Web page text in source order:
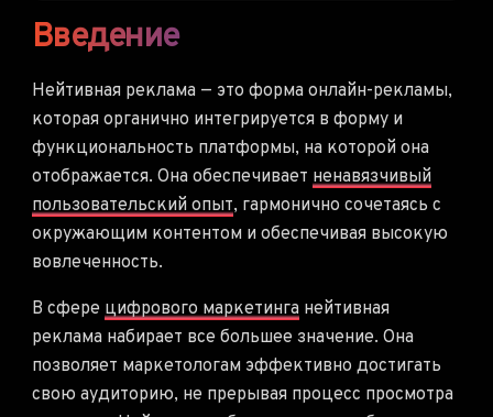
Введение
Нейтивная реклама — это форма онлайн-рекламы,
которая органично интегрируется в форму и
функциональность платформы, на которой она
отображается. Она обеспечивает ненавязчивый
пользовательский опыт, гармонично сочетаясь с
окружающим контентом и обеспечивая высокую
вовлеченность.
В сфере цифрового маркетинга нейтивная
реклама набирает все большее значение. Она
позволяет маркетологам эффективно достигать
свою аудиторию, не прерывая процесс просмотра